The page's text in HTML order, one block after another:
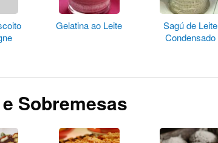
Gelatina ao Leite
Sagú de Leite
Condensado
Sobremesas